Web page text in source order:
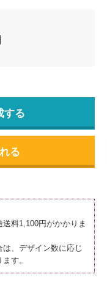
する
る
料1,100円がかかりま
、デザイン数に応じ
す。